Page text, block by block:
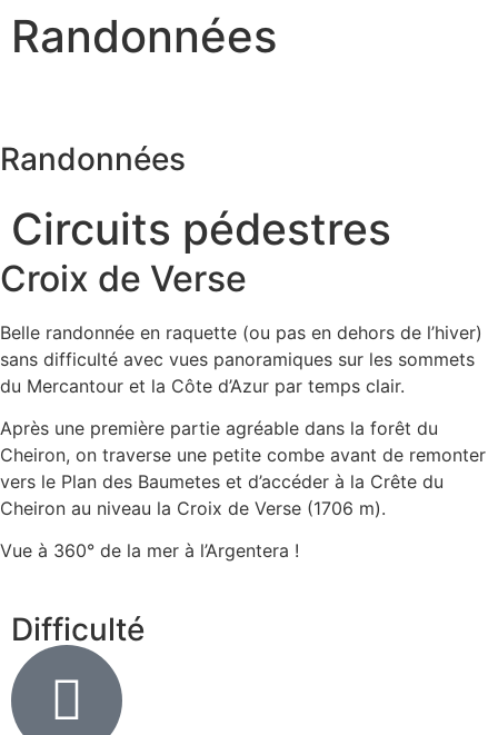
Randonnées
Randonnées
Circuits pédestres
Croix de Verse
Belle randonnée en raquette (ou pas en dehors de l’hiver)
sans difficulté avec vues panoramiques sur les sommets
du Mercantour et la Côte d’Azur par temps clair.
Après une première partie agréable dans la forêt du
Cheiron, on traverse une petite combe avant de remonter
vers le Plan des Baumetes et d’accéder à la Crête du
Cheiron au niveau la Croix de Verse (1706 m).
Vue à 360° de la mer à l’Argentera !
Difficulté